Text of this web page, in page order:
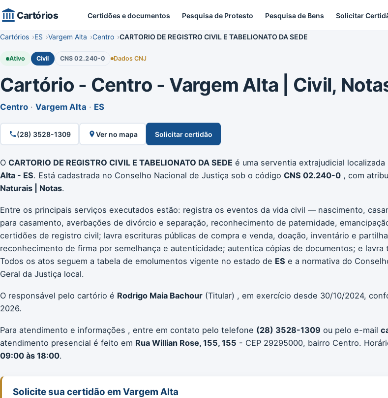
Cartórios Certidões e documentos Pesquisa de Protesto Pesquisa de Bens Solicitar
Cartórios ES Vargem Alta Centro CARTORIO DE REGISTRO CIVIL E TABELIONATO DA SEDE
Ativo Civil CNS 02.240-0 Dados CNJ
Cartório - Centro - Vargem Alta | Civil,
Centro · Vargem Alta · ES
(28) 3528-1309 Ver no mapa Solicitar certidão
O CARTORIO DE REGISTRO CIVIL E TABELIONATO DA SEDE é uma serventia extrajudicial localizada
Alta - ES. Está cadastrada no Conselho Nacional de Justiça sob o código CNS 02.240-0 , com
Naturais | Notas.
Entre os principais serviços executados estão: registra os eventos da vida civil — nascimento,
para casamento, averbações de divórcio e separação, reconhecimento de paternidade,
certidões de registro civil; lavra escrituras públicas de compra e venda, doação, inventário e
reconhecimento de firma por semelhança e autenticidade; autentica cópias de documentos; e
Todos os atos seguem a tabela de emolumentos vigente no estado de ES e a normativa do
Geral da Justiça local.
O responsável pelo cartório é Rodrigo Maia Bachour (Titular) , em exercício desde 30/10/2024,
2026.
Para atendimento e informações , entre em contato pelo telefone (28) 3528-1309 ou pelo e-mail
atendimento presencial é feito em Rua Willian Rose, 155, 155 - CEP 29295000, bairro Centro.
09:00 às 18:00.
Solicite sua certidão em Vargem Alta